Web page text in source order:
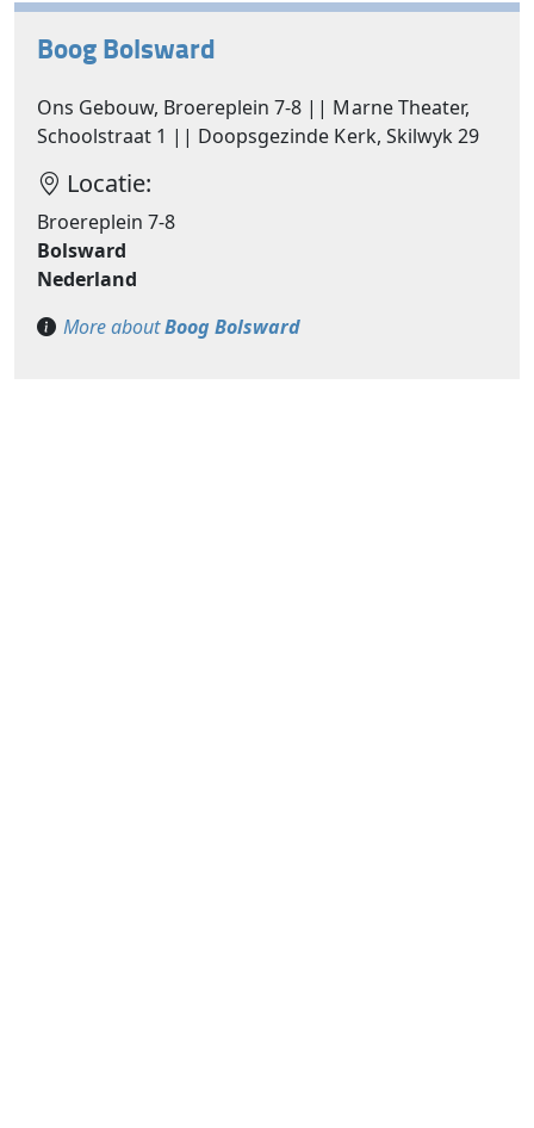
Boog Bolsward
Ons Gebouw, Broereplein 7-8 || Marne Theater,
Schoolstraat 1 || Doopsgezinde Kerk, Skilwyk 29
Locatie:
Broereplein 7-8
Bolsward
Nederland
More aboutBoog Bolsward